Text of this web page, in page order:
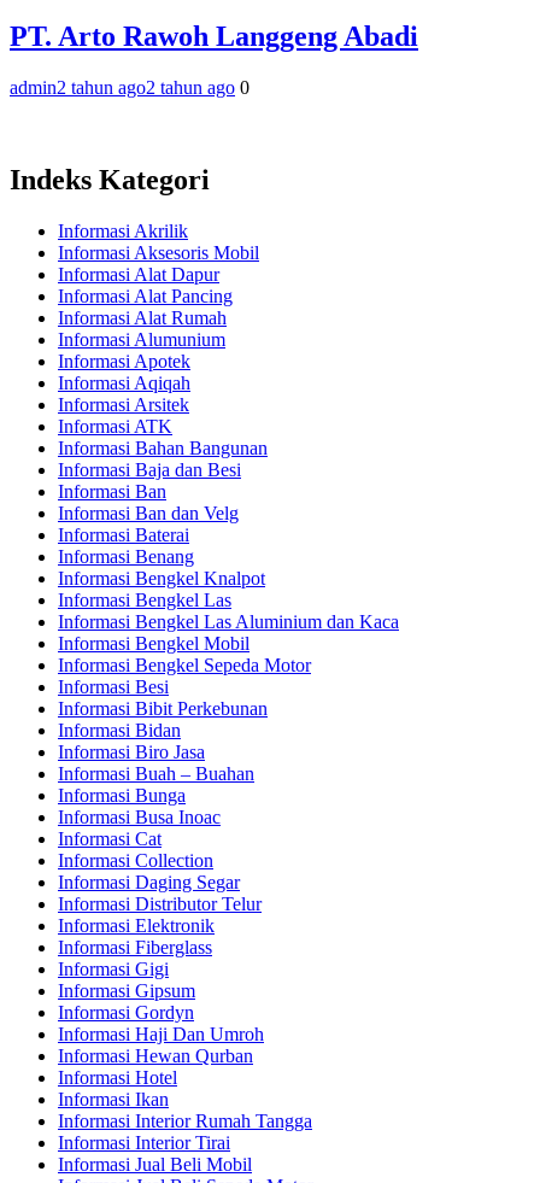
PT. Arto Rawoh Langgeng Abadi
admin2 tahun ago2 tahun ago 0
Indeks Kategori
Informasi Akrilik
Informasi Aksesoris Mobil
Informasi Alat Dapur
Informasi Alat Pancing
Informasi Alat Rumah
Informasi Alumunium
Informasi Apotek
Informasi Aqiqah
Informasi Arsitek
Informasi ATK
Informasi Bahan Bangunan
Informasi Baja dan Besi
Informasi Ban
Informasi Ban dan Velg
Informasi Baterai
Informasi Benang
Informasi Bengkel Knalpot
Informasi Bengkel Las
Informasi Bengkel Las Aluminium dan Kaca
Informasi Bengkel Mobil
Informasi Bengkel Sepeda Motor
Informasi Besi
Informasi Bibit Perkebunan
Informasi Bidan
Informasi Biro Jasa
Informasi Buah – Buahan
Informasi Bunga
Informasi Busa Inoac
Informasi Cat
Informasi Collection
Informasi Daging Segar
Informasi Distributor Telur
Informasi Elektronik
Informasi Fiberglass
Informasi Gigi
Informasi Gipsum
Informasi Gordyn
Informasi Haji Dan Umroh
Informasi Hewan Qurban
Informasi Hotel
Informasi Ikan
Informasi Interior Rumah Tangga
Informasi Interior Tirai
Informasi Jual Beli Mobil